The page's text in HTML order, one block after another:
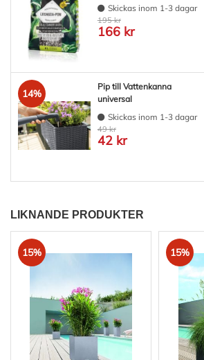
Skickas inom 1-3 dagar
195 kr
166 kr
14%
Pip till Vattenkanna
universal
Skickas inom 1-3 dagar
49 kr
42 kr
LIKNANDE PRODUKTER
15% 15%